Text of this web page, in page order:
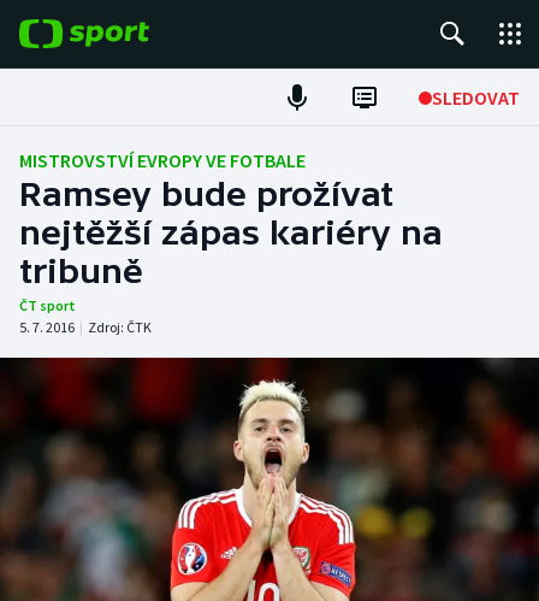
SLEDOVAT
Fotbal
Hokej
Tenis
Atletika
DALŠÍ SPORTY
Americký fotbal
Baseball a softbal
NEPŘEHLÉDNĚTE
Soutěže
MISTROVSTVÍ EVROPY VE FOTBALE
Ramsey bude prožívat
nejtěžší zápas kariéry na
tribuně
ČT sport
5. 7. 2016 | Zdroj: ČTK